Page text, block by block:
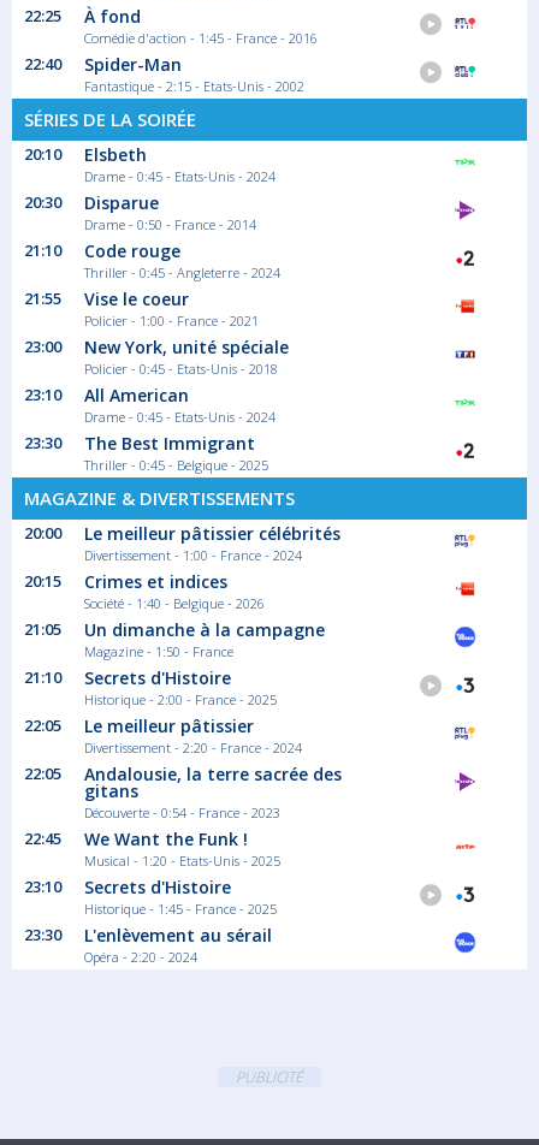
22:25 À fond
Comédie d'action - 1:45 - France - 2016
22:40 Spider-Man
Fantastique - 2:15 - Etats-Unis - 2002
SÉRIES DE LA SOIRÉE
20:10 Elsbeth
Drame - 0:45 - Etats-Unis - 2024
20:30 Disparue
Drame - 0:50 - France - 2014
21:10 Code rouge
Thriller - 0:45 - Angleterre - 2024
21:55 Vise le coeur
Policier - 1:00 - France - 2021
23:00 New York, unité spéciale
Policier - 0:45 - Etats-Unis - 2018
23:10 All American
Drame - 0:45 - Etats-Unis - 2024
23:30 The Best Immigrant
Thriller - 0:45 - Belgique - 2025
MAGAZINE & DIVERTISSEMENTS
20:00 Le meilleur pâtissier célébrités
Divertissement - 1:00 - France - 2024
20:15 Crimes et indices
Société - 1:40 - Belgique - 2026
21:05 Un dimanche à la campagne
Magazine - 1:50 - France
21:10 Secrets d'Histoire
Historique - 2:00 - France - 2025
22:05 Le meilleur pâtissier
Divertissement - 2:20 - France - 2024
22:05 Andalousie, la terre sacrée des
gitans
Découverte - 0:54 - France - 2023
22:45 We Want the Funk !
Musical - 1:20 - Etats-Unis - 2025
23:10 Secrets d'Histoire
Historique - 1:45 - France - 2025
23:30 L'enlèvement au sérail
Opéra - 2:20 - 2024
PUBLICITÉ